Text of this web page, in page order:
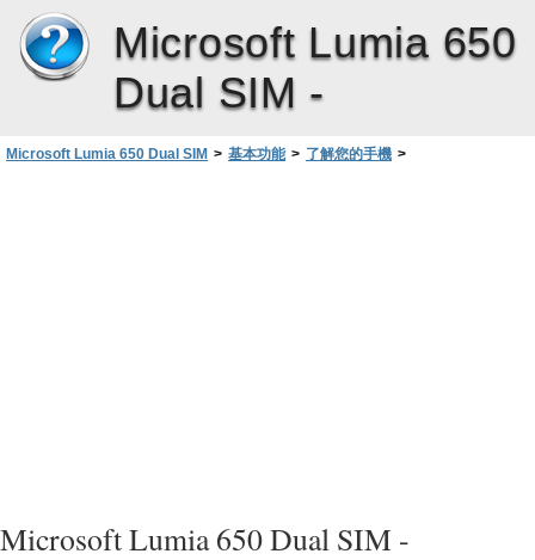
Microsoft Lumia 650
Dual SIM -
Microsoft Lumia 650 Dual SIM > 基本功能 > 了解您的手機 >
Microsoft Lumia 650 Dual SIM -